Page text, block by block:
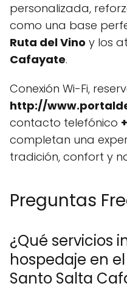
personalizada,
como una base
Ruta del Vino y los
Cafayate.
Conexión Wi-Fi,
http://
contacto telefónico
completan una
tradición, confort y
Preguntas
¿Qué servicios
hospedaje en
Santo Salta